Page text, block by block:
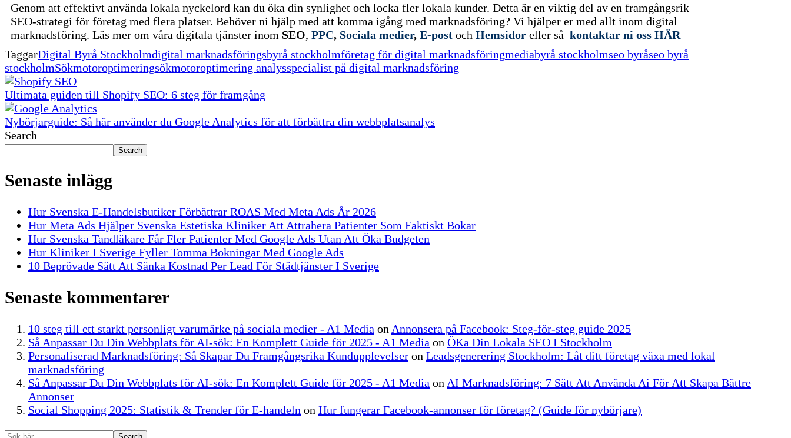
Genom att effektivt använda lokala nyckelord kan du öka din synlighet och locka fler lokala kunder. Detta är en viktig del av en framgångsrik
SEO-strategi för företag med flera platser. Behöver ni hjälp med att komma igång med marknadsföring? Vi hjälper er med allt inom digital
marknadsföring. Läs mer om våra digitala tjänster inom SEO, PPC, Sociala medier, E-post och Hemsidor eller så kontaktar ni oss HÄR
TaggarDigital Byrå Stockholmdigital marknadsföringsbyrå stockholmföretag för digital marknadsföringmediabyrå stockholmseo byråseo byrå
stockholmSökmotoroptimeringsökmotoroptimering analysspecialist på digital marknadsföring
Ultimata guiden till Shopify SEO: 6 steg för framgång
Nybörjarguide: Så här använder du Google Analytics för att förbättra din webbplatsanalys
Search
Search
Senaste inlägg
Hur Svenska E-Handelsbutiker Förbättrar ROAS Med Meta Ads År 2026
Hur Meta Ads Hjälper Svenska Estetiska Kliniker Att Attrahera Patienter Som Faktiskt Bokar
Hur Svenska Tandläkare Får Fler Patienter Med Google Ads Utan Att Öka Budgeten
Hur Kliniker I Sverige Fyller Tomma Bokningar Med Google Ads
10 Beprövade Sätt Att Sänka Kostnad Per Lead För Städtjänster I Sverige
Senaste kommentarer
10 steg till ett starkt personligt varumärke på sociala medier - A1 Media on Annonsera på Facebook: Steg-för-steg guide 2025
Så Anpassar Du Din Webbplats för AI-sök: En Komplett Guide för 2025 - A1 Media on ÖKa Din Lokala SEO I Stockholm
Personaliserad Marknadsföring: Så Skapar Du Framgångsrika Kundupplevelser on Leadsgenerering Stockholm: Låt ditt företag växa med lokal
marknadsföring
Så Anpassar Du Din Webbplats för AI-sök: En Komplett Guide för 2025 - A1 Media on AI Marknadsföring: 7 Sätt Att Använda Ai För Att Skapa Bättre
Annonser
Social Shopping 2025: Statistik & Trender för E-handeln on Hur fungerar Facebook-annonser för företag? (Guide för nybörjare)